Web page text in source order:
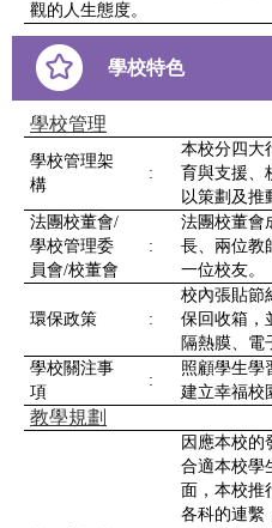
觀的人生態度。
學校特色
學校管理
學校管理架
構
:
本校分四大
育與支援、
以策劃及推
法團校董會/
學校管理委
員會/校董會
:
法團校董會
長、兩位教
一位校友。
環保政策 :
校內張貼節
保回收箱，
隔熱膜、電
學校關注事
項
:
照顧學生學
建立幸福校
教學規劃
因應本校的
合適本校學
面，本校推
各科的連繫